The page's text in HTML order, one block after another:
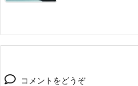
コメントをどうぞ